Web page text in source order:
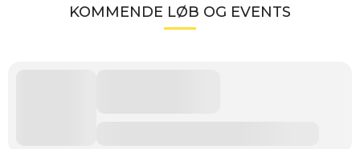
KOMMENDE LØB OG EVENTS